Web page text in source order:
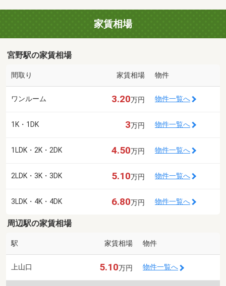
家賃相場
宮野駅の家賃相場
間取り 家賃相場 物件
ワンルーム 3.20万円 物件一覧へ
1K・1DK 3万円 物件一覧へ
1LDK・2K・2DK 4.50万円 物件一覧へ
2LDK・3K・3DK 5.10万円 物件一覧へ
3LDK・4K・4DK 6.80万円 物件一覧へ
周辺駅の家賃相場
駅 家賃相場 物件
上山口 5.10万円 物件一覧へ